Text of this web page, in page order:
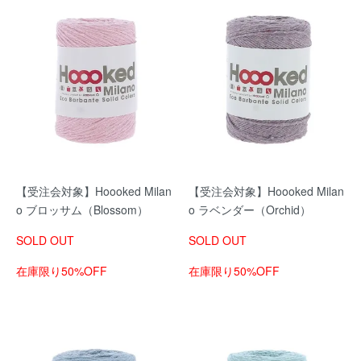
【受注会対象】Hoooked Milan
o ブロッサム（Blossom）
SOLD OUT
在庫限り50%OFF
【受注会対象】Hoooked Milan
o ラベンダー（Orchid）
SOLD OUT
在庫限り50%OFF